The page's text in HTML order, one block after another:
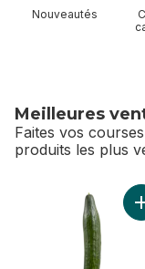
Nouveautés
Meilleures
Faites vos
produits les plus
sauter Meilleures